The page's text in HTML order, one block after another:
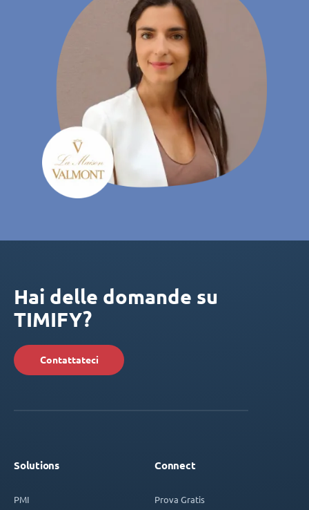
Hai delle domande su
TIMIFY?
Contattateci
Solutions
PMI
Connect
Prova Gratis